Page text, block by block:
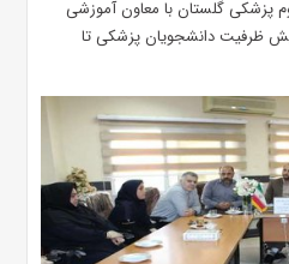
گلستان با معاون آموزشی
ظرفیت دانشجویان ‌پزشکی تا